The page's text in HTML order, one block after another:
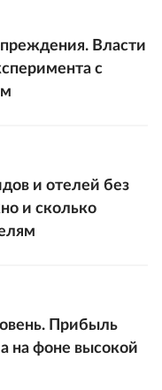
Власти
с
и отелей без
и сколько
Прибыль
на фоне высокой